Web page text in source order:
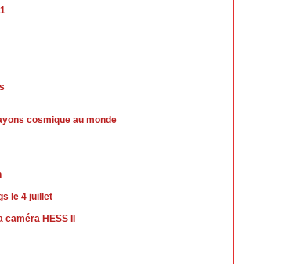
cosmique au monde
le 4 juillet
HESS II